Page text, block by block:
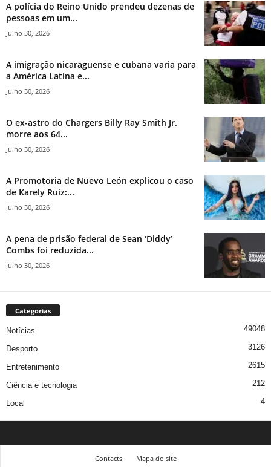
A polícia do Reino Unido prendeu dezenas de
pessoas em um...
Julho 30, 2026
A imigração nicaraguense e cubana varia para
a América Latina e...
Julho 30, 2026
O ex-astro do Chargers Billy Ray Smith Jr.
morre aos 64...
Julho 30, 2026
A Promotoria de Nuevo León explicou o caso
de Karely Ruiz:...
Julho 30, 2026
A pena de prisão federal de Sean ‘Diddy’
Combs foi reduzida...
Julho 30, 2026
Categorias
Notícias 49048
Desporto 3126
Entretenimento 2615
Ciência e tecnologia 212
Local 4
Contacts Mapa do site